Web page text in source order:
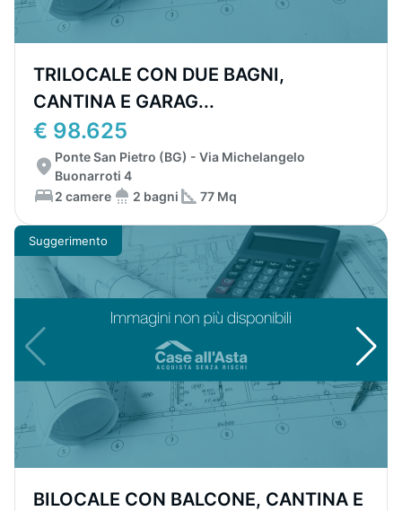
TRILOCALE CON DUE BAGNI,
CANTINA E GARAG...
€ 98.625
Ponte San Pietro (BG) - Via Michelangelo
Buonarroti 4
2 camere
2 bagni 77 Mq
Suggerimento
BILOCALE CON BALCONE, CANTINA E